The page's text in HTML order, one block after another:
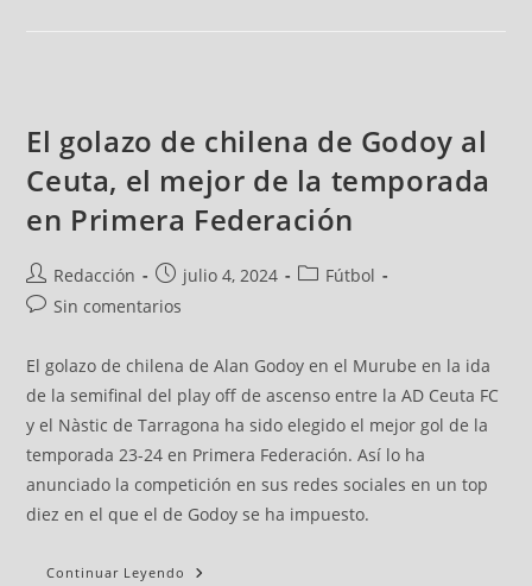
El golazo de chilena de Godoy al
Ceuta, el mejor de la temporada
en Primera Federación
Redacción julio 4, 2024
Fútbol
Sin comentarios
El golazo de chilena de Alan Godoy en el Murube en la ida
de la semifinal del play off de ascenso entre la AD Ceuta FC
y el Nàstic de Tarragona ha sido elegido el mejor gol de la
temporada 23-24 en Primera Federación. Así lo ha
anunciado la competición en sus redes sociales en un top
diez en el que el de Godoy se ha impuesto.
Continuar Leyendo